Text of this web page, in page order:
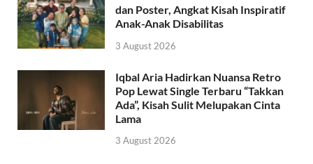
dan Poster, Angkat Kisah Inspiratif
Anak-Anak Disabilitas
3 August 2026
Iqbal Aria Hadirkan Nuansa Retro
Pop Lewat Single Terbaru “Takkan
Ada”, Kisah Sulit Melupakan Cinta
Lama
3 August 2026